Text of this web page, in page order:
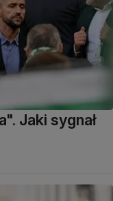
Jaki sygnał